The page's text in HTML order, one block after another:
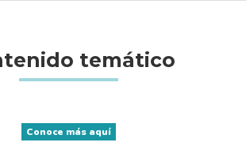
temático
Conoce más aquí